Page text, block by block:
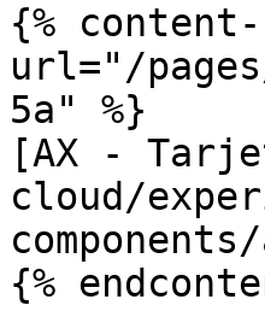
{%
url="/
5a" %}
[AX -
cloud/
{%